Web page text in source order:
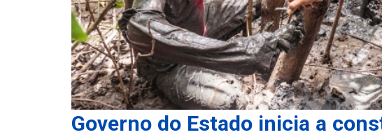
Governo do Estado inicia a